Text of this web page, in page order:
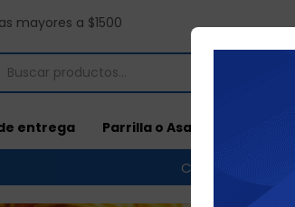
Compras
entrega Parrilla o Asado
mayores a $1500